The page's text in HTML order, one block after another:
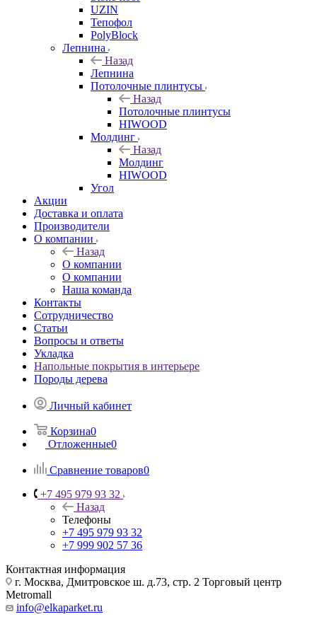
UZIN
Тепофол
PolyBlock
Лепнина
Назад
Лепнина
Потолочные плинтусы
Назад
Потолочные плинтусы
HIWOOD
Молдинг
Назад
Молдинг
HIWOOD
Угол
Акции
Доставка и оплата
Производители
О компании
Назад
О компании
О компании
Наша команда
Контакты
Сотрудничество
Статьи
Вопросы и ответы
Укладка
Напольные покрытия в интерьере
Породы дерева
Личный кабинет
Корзина0
Отложенные0
Сравнение товаров0
+7 495 979 93 32
Назад
Телефоны
+7 495 979 93 32
+7 999 902 57 36
Контактная информация
г. Москва, Дмитровское ш. д.73, стр. 2 Торговый центр
Metromall
info@elkaparket.ru